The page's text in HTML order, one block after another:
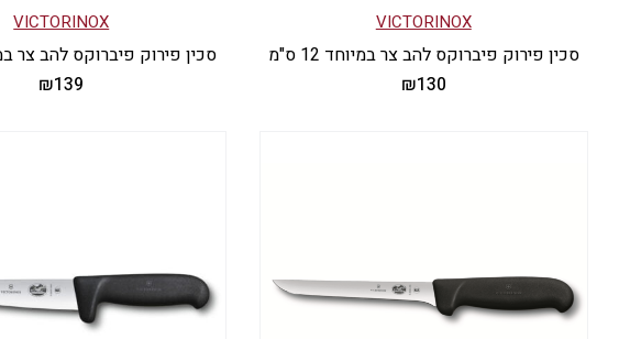
VICTORINOX
סכין פירוק פיברוקס להב צר במיוחד 12 ס"מ
₪130
VICTORINOX
סכין פירוק פיברוקס להב צר
₪139